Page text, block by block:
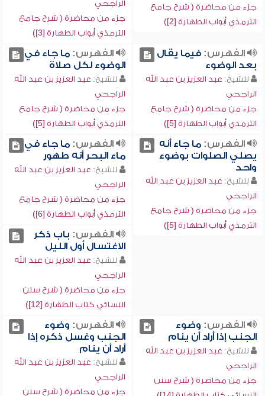
جزء من محاضرة ( شرح جامع
الترمذي أبواب الطهارة [2])
الراجحي
جزء من محاضرة ( شرح جامع
الترمذي أبواب الطهارة [3])
الفهرس:فيما يقال
بعد الوضوء
للشيخ: عبد العزيز بن عبد الله
الراجحي
جزء من محاضرة ( شرح جامع
الترمذي أبواب الطهارة [5])
الفهرس:ما جاء في
الوضوء لكل صلاة
للشيخ: عبد العزيز بن عبد الله
الراجحي
جزء من محاضرة ( شرح جامع
الترمذي أبواب الطهارة [5])
الفهرس:ما جاء أنه
يصلي الصلوات بوضوء
واحد
للشيخ: عبد العزيز بن عبد الله
الراجحي
جزء من محاضرة ( شرح جامع
الترمذي أبواب الطهارة [5])
الفهرس:ما جاء في
ماء البحر أنه طهور
للشيخ: عبد العزيز بن عبد الله
الراجحي
جزء من محاضرة ( شرح جامع
الترمذي أبواب الطهارة [6])
الفهرس: باب ذكر
الاغتسال أول الليل
للشيخ: عبد العزيز بن عبد الله
الراجحي
جزء من محاضرة ( شرح سنن
النسائي كتاب الطهارة [12])
الفهرس: وضوء
الجنب إذا أراد أن ينام
للشيخ: عبد العزيز بن عبد الله
الراجحي
جزء من محاضرة ( شرح سنن
الفهرس: وضوء
الجنب وغسل ذكره إذا
أراد أن ينام
للشيخ: عبد العزيز بن عبد الله
الراجحي
جزء من محاضرة ( شرح سنن